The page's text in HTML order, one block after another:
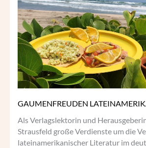
GAUMENFREUDEN
Als Verlagslektorin und
Strausfeld große Verdienste um die
lateinamerikanischer Literatur im